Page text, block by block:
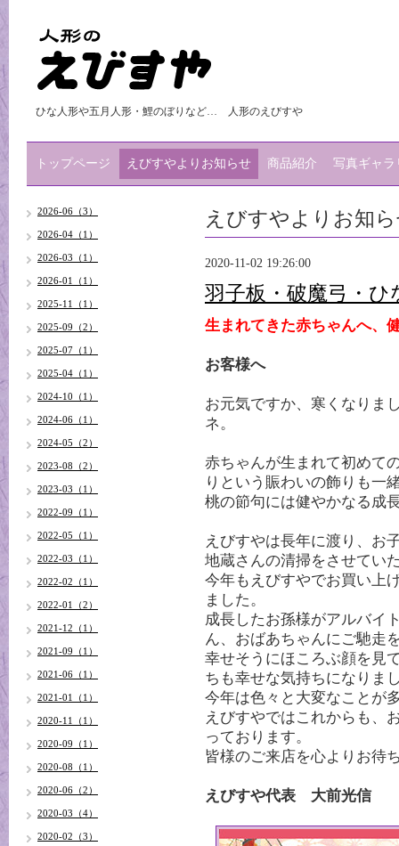
ひな人形や五月人形・鯉のぼりなど… 人形のえびすや
トップページ えびすやよりお知らせ 商品紹介 写真ギャラ
えびすやよりお知
2020-11-02 19:26:00
羽子板・破魔弓・ひ
生まれてきた赤ちゃんへ、
お客様へ
お元気ですか、寒くなりま
ネ。
赤ちゃんが生まれて初めて
りという賑わいの飾りも一
桃の節句には健やかなる成
えびすやは長年に渡り、お
地蔵さんの清掃をさせてい
今年もえびすやでお買い上
ました。
成長したお孫様がアルバイ
ん、おばあちゃんにご馳走
幸せそうにほころぶ顔を見
ちも幸せな気持ちになりま
今年は色々と大変なことが
えびすやではこれからも、
っております。
皆様のご来店を心よりお待
えびすや代表 大前光信
2026-06（3）
2026-04（1）
2026-03（1）
2026-01（1）
2025-11（1）
2025-09（2）
2025-07（1）
2025-04（1）
2024-10（1）
2024-06（1）
2024-05（2）
2023-08（2）
2023-03（1）
2022-09（1）
2022-05（1）
2022-03（1）
2022-02（1）
2022-01（2）
2021-12（1）
2021-09（1）
2021-06（1）
2021-01（1）
2020-11（1）
2020-09（1）
2020-08（1）
2020-06（2）
2020-03（4）
2020-02（3）